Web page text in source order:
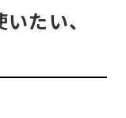
たい、